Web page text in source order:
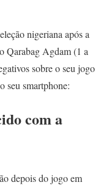
nigeriana após a
Qarabag Agdam (1 a
sobre o seu jogo
seu smartphone:
com a
depois do jogo em